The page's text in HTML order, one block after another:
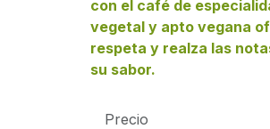
con el café de
vegetal y apto vegana
respeta y realza las
su sabor.
Precio